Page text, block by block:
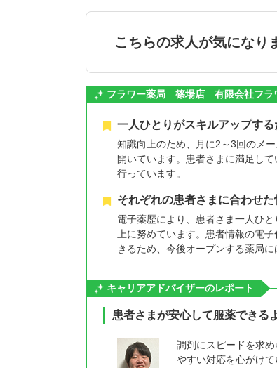
こちらの求人が気になり
フラワー薬局 篠場店 有限会社フラ
一人ひとりがスキルアップす
知識向上のため、月に2～3回のメ
開いています。患者さまに満足し
行っています。
それぞれの患者さまに合わせた
電子薬歴により、患者さま一人ひ
上に努めています。患者情報の電
きるため、今後オープンする薬局に
キャリアアドバイザーのレポート
患者さまが安心して服薬できる
調剤にスピードを求
やすい対応を心がけ